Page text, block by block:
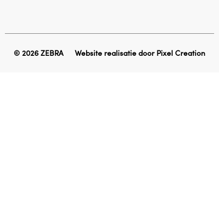
© 2026 ZEBRA Website realisatie doorPixel Creation